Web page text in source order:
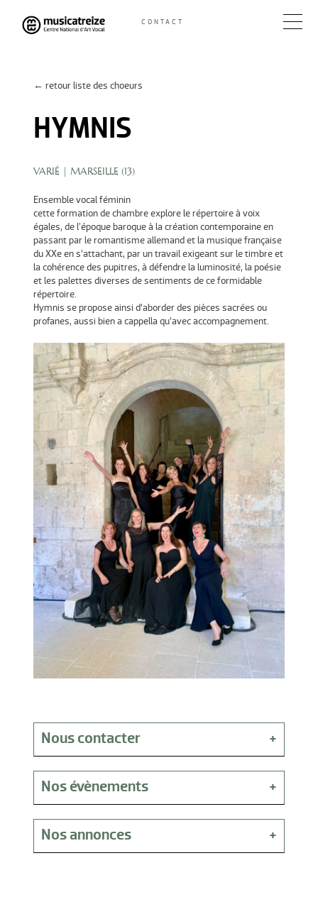
Skip
to
CONTACT
← retour liste des choeurs
HYMNIS
VARIÉ | MARSEILLE (13)
Ensemble vocal féminin
cette formation de chambre explore le répertoire à voix
égales, de l'époque baroque à la création contemporaine en
passant par le romantisme allemand et la musique française
du XXe en s’attachant, par un travail exigeant sur le timbre et
la cohérence des pupitres, à défendre la luminosité, la poésie
et les palettes diverses de sentiments de ce formidable
répertoire.
Hymnis se propose ainsi d’aborder des pièces sacrées ou
profanes, aussi bien a cappella qu’avec accompagnement.
Nous contacter
Adresse
6 Impasse des Marthes 13012 MARSEILLE
Email.benedictepereira@free.fr
Nos évènements
Aucun évènements à venir pour le moment
Nos annonces
Aucune annonce pour le moment